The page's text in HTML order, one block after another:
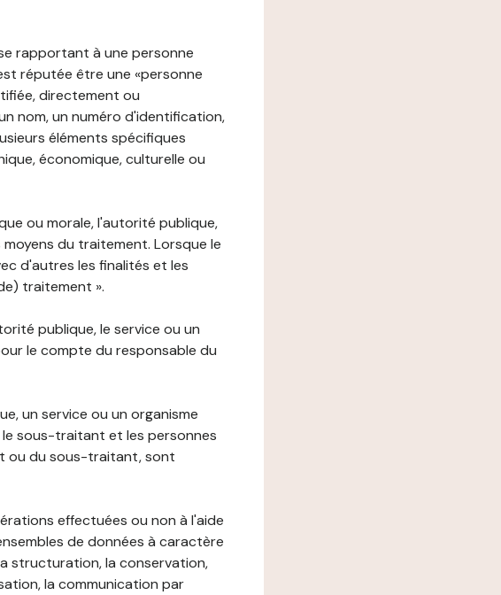
rapportant à une personne
réputée être une «personne
directement ou
nom, un numéro d'identification,
éléments spécifiques
économique, culturelle ou
ou morale, l'autorité publique,
du traitement. Lorsque le
d'autres les finalités et les
traitement ».
publique, le service ou un
le compte du responsable du
un service ou un organisme
sous-traitant et les personnes
ou du sous-traitant, sont
effectuées ou non à l'aide
de données à caractère
structuration, la conservation,
la communication par